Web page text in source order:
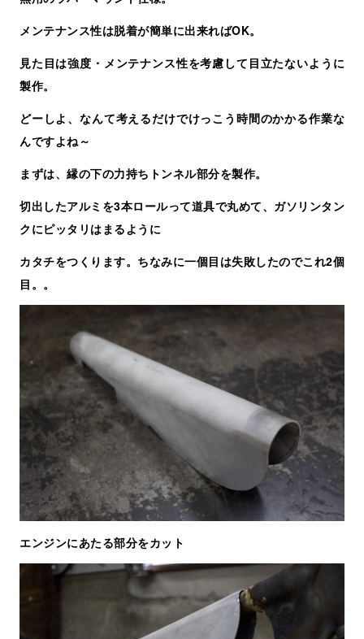
メンテナンス性は脱着が簡単に出来ればOK。
見た目は強度・メンテナンス性を考慮して目立たないように
製作。
どーしよ、なんて考えるだけでけっこう時間のかかる作業な
んですよね～
まずは、縁の下の力持ちトンネル部分を製作。
切出したアルミを3本ロールって道具で丸めて、ガソリンタン
クにピッタリはまるように
カタチをつくります。ちなみに一個目は失敗したのでこれ2個
目。。
エンジンにあたる部分をカット